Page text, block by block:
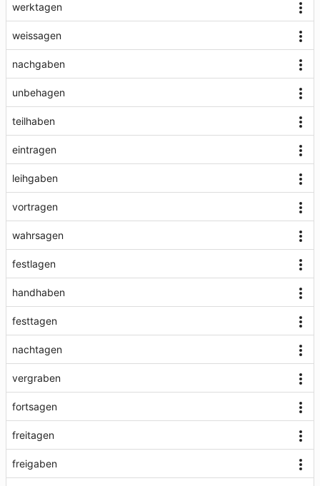
werktagen
weissagen
nachgaben
unbehagen
teilhaben
eintragen
leihgaben
vortragen
wahrsagen
festlagen
handhaben
festtagen
nachtagen
vergraben
fortsagen
freitagen
freigaben